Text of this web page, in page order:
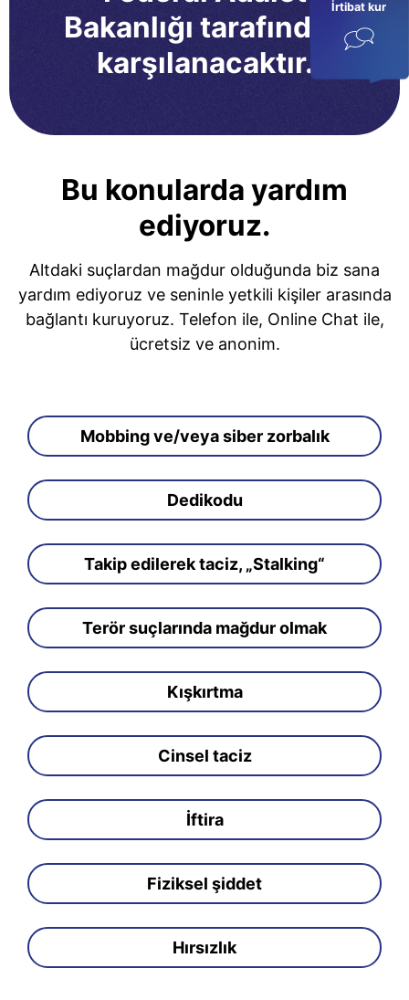
İrtibat kur
Bakanlığı tarafından
karşılanacaktır.
Bu konularda yardım
ediyoruz.
Altdaki suçlardan mağdur olduğunda biz sana
yardım ediyoruz ve seninle yetkili kişiler arasında
bağlantı kuruyoruz. Telefon ile, Online Chat ile,
ücretsiz ve anonim.
Mobbing ve/veya siber zorbalık
Dedikodu
Takip edilerek taciz, „Stalking“
Terör suçlarında mağdur olmak
Kışkırtma
Cinsel taciz
İftira
Fiziksel şiddet
Hırsızlık